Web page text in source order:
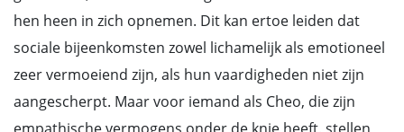
hen heen in zich opnemen. Dit kan ertoe leiden dat
sociale bijeenkomsten zowel lichamelijk als emotioneel
zeer vermoeiend zijn, als hun vaardigheden niet zijn
aangescherpt. Maar voor iemand als Cheo, die zijn